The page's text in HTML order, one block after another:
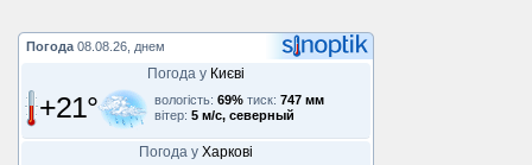
Погода 08.08.26, днем
Погода у Києві
+21° вологість: 69% тиск: 747 мм
вітер: 5 м/с, северный
Погода у Харкові